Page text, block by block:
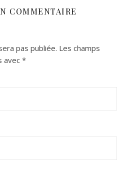
COMMENTAIRE
pas publiée. Les champs
avec *